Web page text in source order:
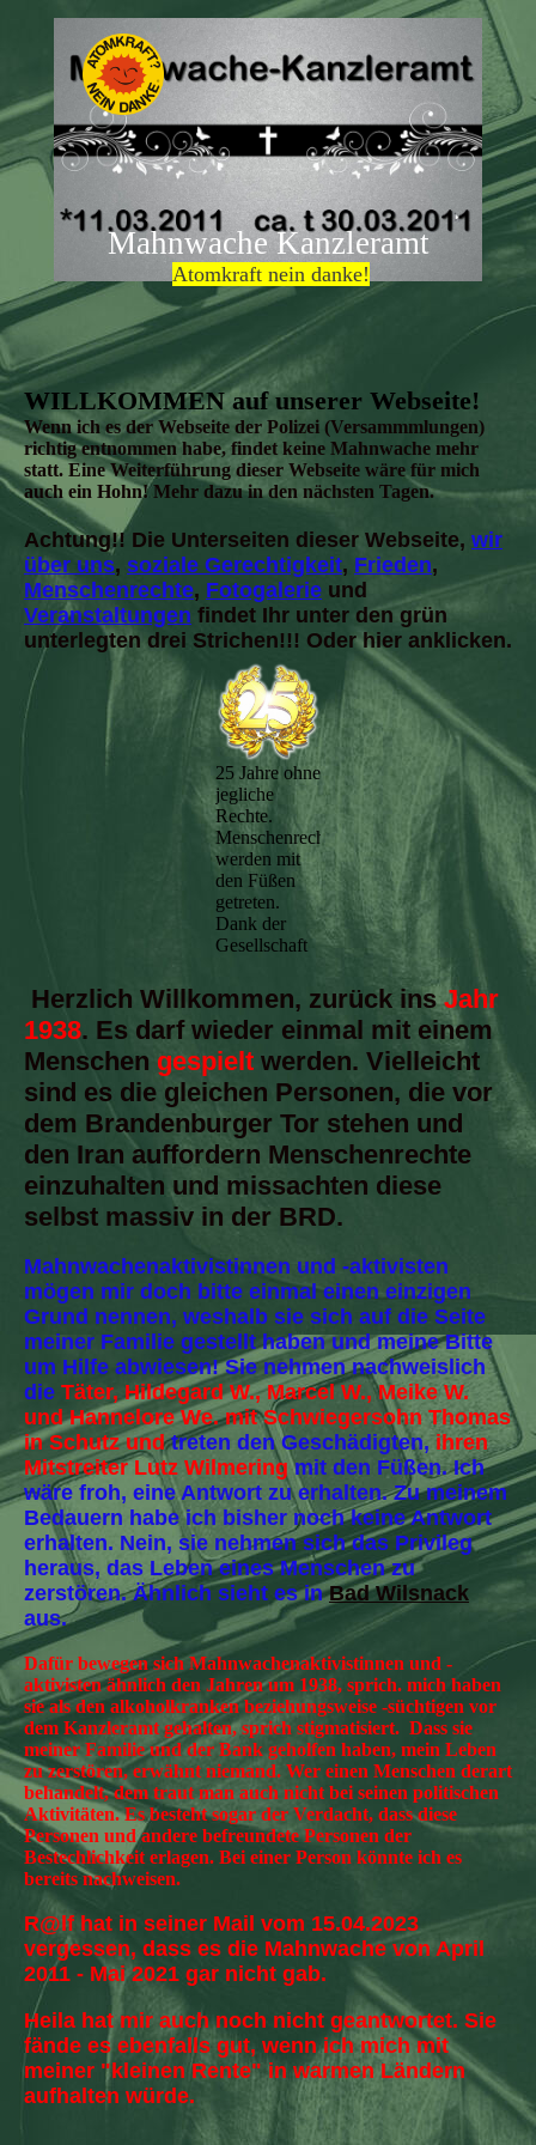
Mahnwache Kanzleramt
Atomkraft nein danke!
WILLKOMMEN auf unserer Webseite!
Wenn ich es der Webseite der Polizei (Versammmlungen)
richtig entnommen habe, findet keine Mahnwache mehr
statt. Eine Weiterführung dieser Webseite wäre für mich
auch ein Hohn! Mehr dazu in den nächsten Tagen.
Achtung!! Die Unterseiten dieser Webseite, wir
über uns, soziale Gerechtigkeit, Frieden,
Menschenrechte, Fotogalerie und
Veranstaltungen findet Ihr unter den grün
unterlegten drei Strichen!!! Oder hier anklicken.
25 Jahre ohne
jegliche
Rechte.
Menschenrechte
werden mit
den Füßen
getreten.
Dank der
Gesellschaft
Herzlich Willkommen, zurück insJahr
1938. Es darf wieder einmal mit einem
Menschen gespielt werden. Vielleicht
sind es die gleichen Personen, die vor
dem Brandenburger Tor stehen und
den Iran auffordern Menschenrechte
einzuhalten und missachten diese
selbst massiv in der BRD.
Mahnwachenaktivistinnen und -aktivisten
mögen mir doch bitte einmal einen einzigen
Grund nennen, weshalb sie sich auf die Seite
meiner Familie gestellt haben und meine Bitte
um Hilfe abwiesen! Sie nehmen nachweislich
die Täter, Hildegard W., Marcel W., Meike W.
und Hannelore We. mit Schwiegersohn Thomas
in Schutz undtreten den Geschädigten,ihren
Mitstreiter Lutz Wilmeringmit den Füßen. Ich
wäre froh, eine Antwort zu erhalten. Zu meinem
Bedauern habe ich bisher noch keine Antwort
erhalten. Nein, sie nehmen sich das Privileg
heraus, das Leben eines Menschen zu
zerstören. Ähnlich sieht es inBad Wilsnack
aus.
Dafür bewegen sich Mahnwachenaktivistinnen und -
aktivisten ähnlich den Jahren um 1938, sprich. mich haben
sie als den alkoholkranken beziehungsweise -süchtigen vor
dem Kanzleramt gehalten, sprich stigmatisiert. Dass sie
meiner Familie und der Bank geholfen haben, mein Leben
zu zerstören, erwähnt niemand. Wer einen Menschen derart
behandelt, dem traut man auch nicht bei seinen politischen
Aktivitäten. Es besteht sogar der Verdacht, dass diese
Personen und andere befreundete Personen der
Bestechlichkeit erlagen. Bei einer Person könnte ich es
bereits nachweisen.
R@lf hat in seiner Mail vom 15.04.2023
vergessen, dass es die Mahnwache von April
2011 - Mai 2021 gar nicht gab.
Heila hat mir auch noch nicht geantwortet. Sie
fände es ebenfalls gut, wenn ich mich mit
meiner "kleinen Rente" in warmen Ländern
aufhalten würde.